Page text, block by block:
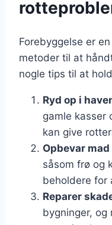
Forebyggelse er
metoder til at
nogle tips til at
Ryd op i
gamle kasser
kan give
Opbevar
såsom frø og
beholdere
Reparer
bygninger, og